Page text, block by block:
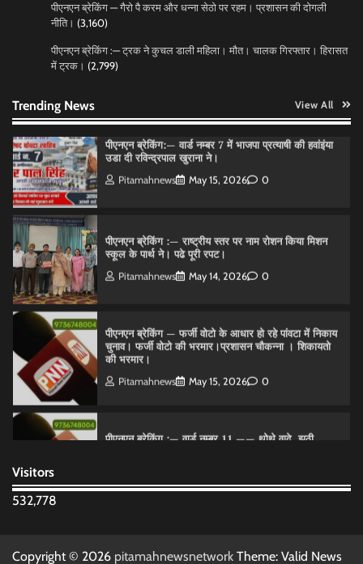
पीएनएन ब्रेकिंग — गैरो पै करम और धन्ना सेठो पर रहम। प्रशासन की दोगली
नीति। (3,160)
पीएनएन ब्रेकिंग :— ट्रक ने कुचल डाली महिला। मौत। चालक गिरफ्तार। हिरासत
में ट्रक। (2,799)
Trending News View All
पीएनएन ब्रेकिंग :— वार्ड नम्बर 11 —— थोथे वादे, झूठी
घोषणाऐ, बाते हवा हवाई। कांग्रेसियो की।
पीएनएन ब्रेकिंग:— वार्ड नम्बर 7 में भाजपा प्रत्याषी की हवांइंया
उडा दी रविन्द्रपाल खुराना ने।
Pitamahnews May 15, 2026 0
पीएनएन ब्रेकिंग :— राष्ट्रीय स्तर पर नाम रोशन किया मिशन
स्कूल के पार्थ ने। पढे पूरी रपट।
Pitamahnews May 14, 2026 0
पीएनएन ब्रेकिंग — फर्जी वोटो के आधार हो रहे पांवटा में निकाय
चुनाव। फर्जी वोटो की भरमार।प्रशासन चौकन्ना । शिकायतो
की भरमार।
Pitamahnews May 15, 2026 0
पीएनएन ब्रेकिंग :— वार्ड नम्बर 11 —— थोथे वादे, झूठी
Visitors
532,778
Copyright © 2026 pitamahnewsnetwork Theme: Valid News